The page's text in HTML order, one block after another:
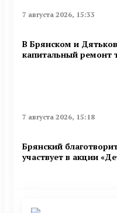
7 августа 2026, 15:33
В Брянском и
капитальный ремонт
7 августа 2026, 15:18
Брянский
участвует в акции